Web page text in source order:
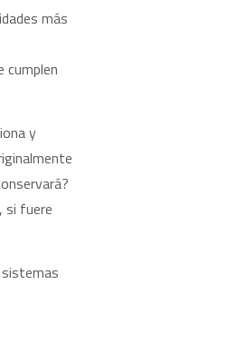
más
cumplen
y
si fuere